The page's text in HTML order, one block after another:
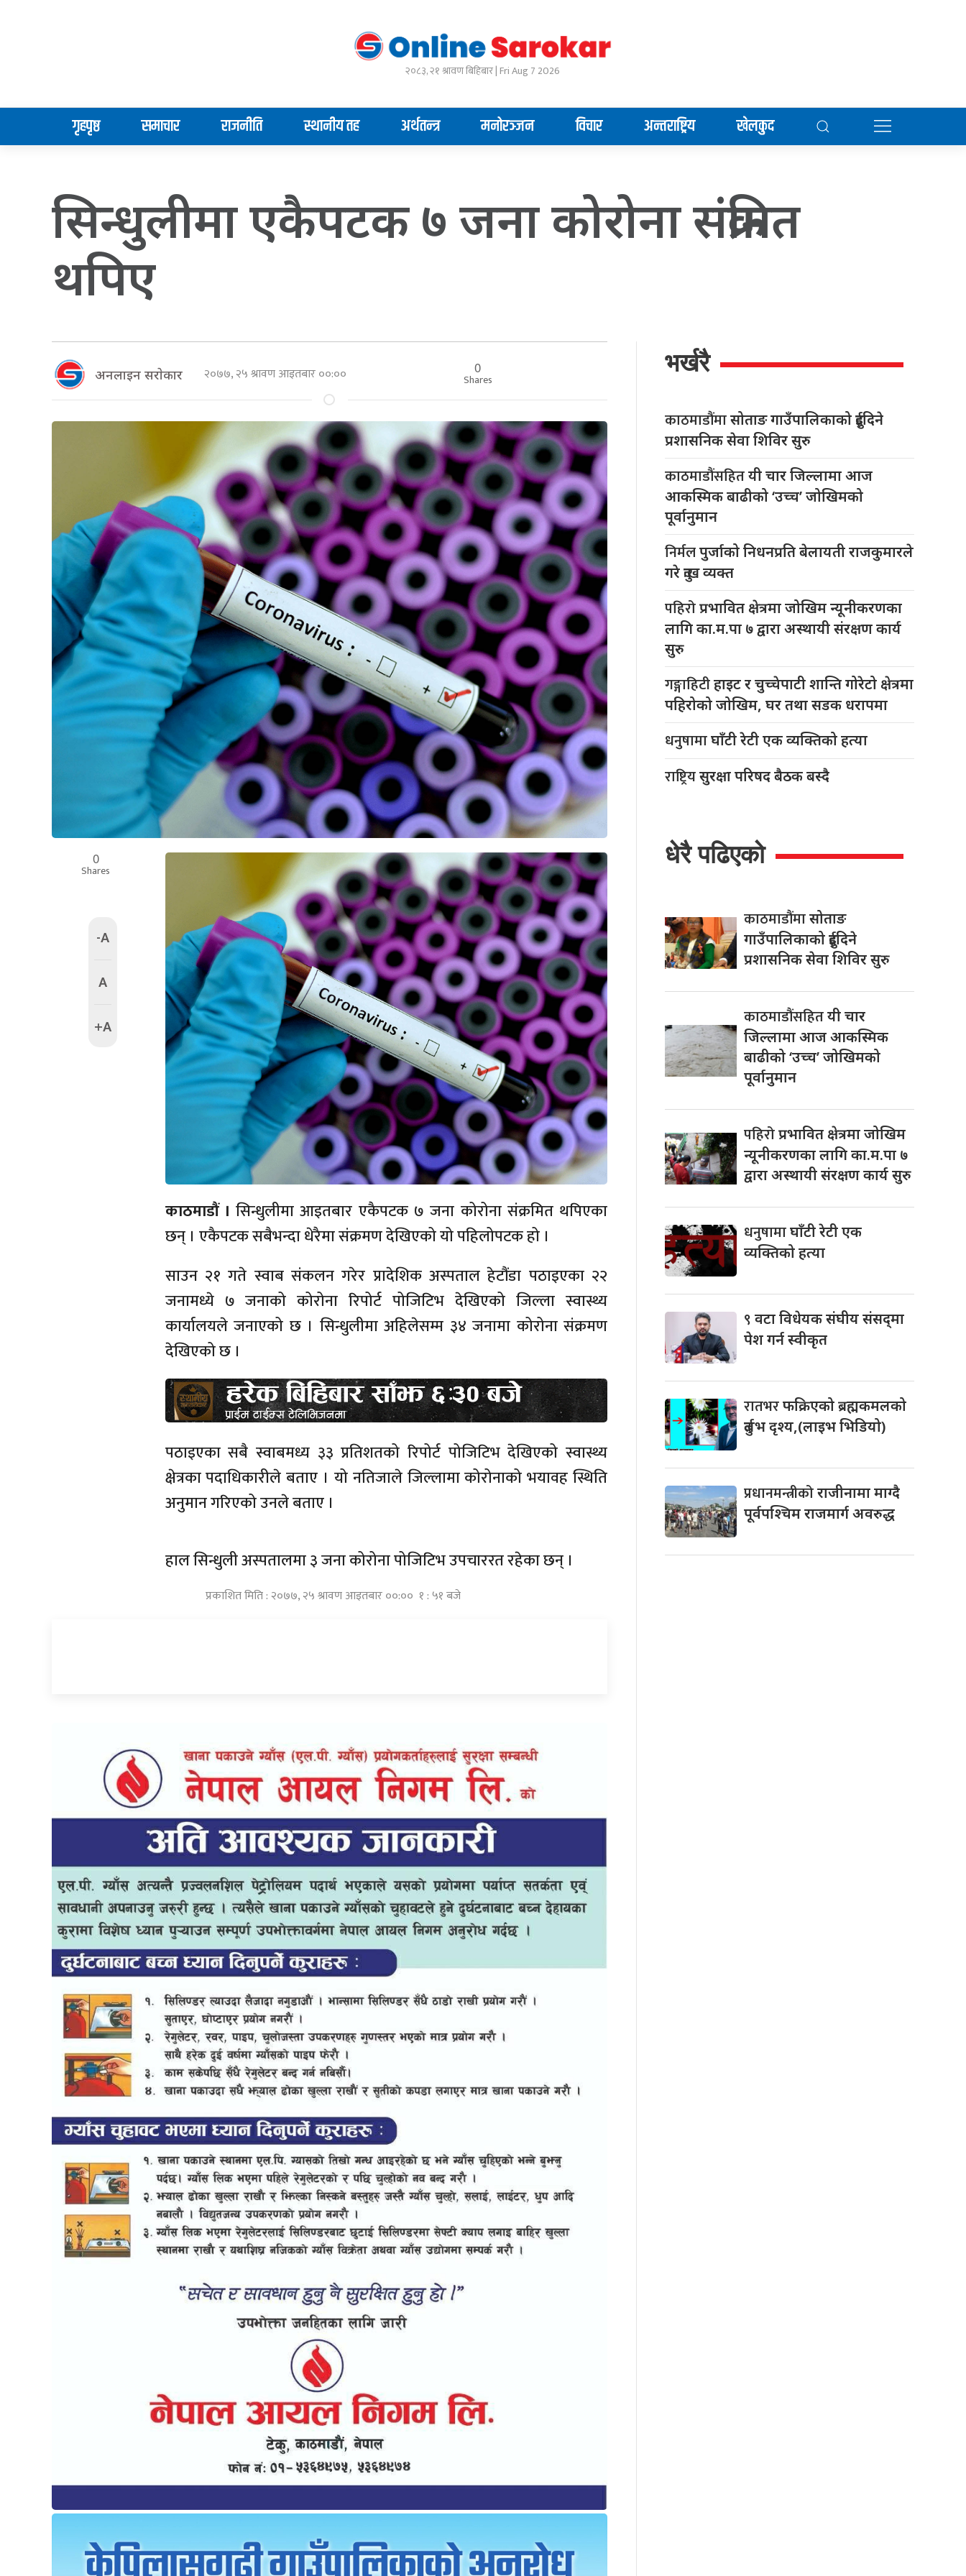
२०८३, २१ श्रावण बिहिबार | Fri Aug 7 2026
गृहपृष्ठ समाचार राजनीति स्थानीय तह अर्थतन्त्र मनोरञ्जन विचार अन्तराष्ट्रिय खेलकुद
सिन्धुलीमा एकैपटक ७ जना कोरोना संक्रमित
थपिए
अनलाइन सराेकार २०७७, २५ श्रावण आइतबार ००:०० 0
Shares
0
Shares
-A
A
+A
काठमाडौं । सिन्धुलीमा आइतबार एकैपटक ७ जना कोरोना संक्रमित थपिएका
छन् । एकैपटक सबैभन्दा धेरैमा संक्रमण देखिएको यो पहिलोपटक हो ।
साउन २१ गते स्वाब संकलन गरेर प्रादेशिक अस्पताल हेटौंडा पठाइएका २२
जनामध्ये ७ जनाको कोरोना रिपोर्ट पोजिटिभ देखिएको जिल्ला स्वास्थ्य
कार्यालयले जनाएको छ । सिन्धुलीमा अहिलेसम्म ३४ जनामा कोरोना संक्रमण
देखिएको छ ।
पठाइएका सबै स्वाबमध्य ३३ प्रतिशतको रिपोर्ट पोजिटिभ देखिएको स्वास्थ्य
क्षेत्रका पदाधिकारीले बताए । यो नतिजाले जिल्लामा कोरोनाको भयावह स्थिति
अनुमान गरिएको उनले बताए ।
हाल सिन्धुली अस्पतालमा ३ जना कोरोना पोजिटिभ उपचाररत रहेका छन् ।
प्रकाशित मिति : २०७७, २५ श्रावण आइतबार ००:०० १ : ५१ बजे
भर्खरै
काठमाडौंमासोताङ गाउँपालिकाको दुईदिने
प्रशासनिक सेवा शिविर सुरु
काठमाडौंसहितयी चार जिल्लामा आज
आकस्मिक बाढीको ‘उच्च’ जोखिमको
पूर्वानुमान
निर्मलपुर्जाको निधनप्रति बेलायती राजकुमारले
गरे दुःख व्यक्त
पहिरोप्रभावित क्षेत्रमा जोखिम न्यूनीकरणका
लागि का.म.पा ७ द्वारा अस्थायी संरक्षण कार्य
सुरु
गङ्गाहिटीहाइट र चुच्चेपाटी शान्ति गोरेटो क्षेत्रमा
पहिरोको जोखिम, घर तथा सडक धरापमा
धनुषामाघाँटी रेटी एक व्यक्तिको हत्या
राष्ट्रियसुरक्षा परिषद बैठक बस्दै
धेरै पढिएको
काठमाडौंमासोताङ
गाउँपालिकाको दुईदिने
प्रशासनिक सेवा शिविर सुरु
काठमाडौंसहितयी चार
जिल्लामा आज आकस्मिक
बाढीको ‘उच्च’ जोखिमको
पूर्वानुमान
पहिरोप्रभावित क्षेत्रमा जोखिम
न्यूनीकरणका लागि का.म.पा ७
द्वारा अस्थायी संरक्षण कार्य सुरु
धनुषामाघाँटी रेटी एक
व्यक्तिको हत्या
९वटा विधेयक संघीय संसद्‌मा
पेश गर्न स्वीकृत
रातभरफक्रिएको ब्रह्मकमलको
दुर्लभ दृश्य,(लाइभ भिडियो)
प्रधानमन्त्रीकोराजीनामा माग्दै
पूर्वपश्चिम राजमार्ग अवरुद्ध